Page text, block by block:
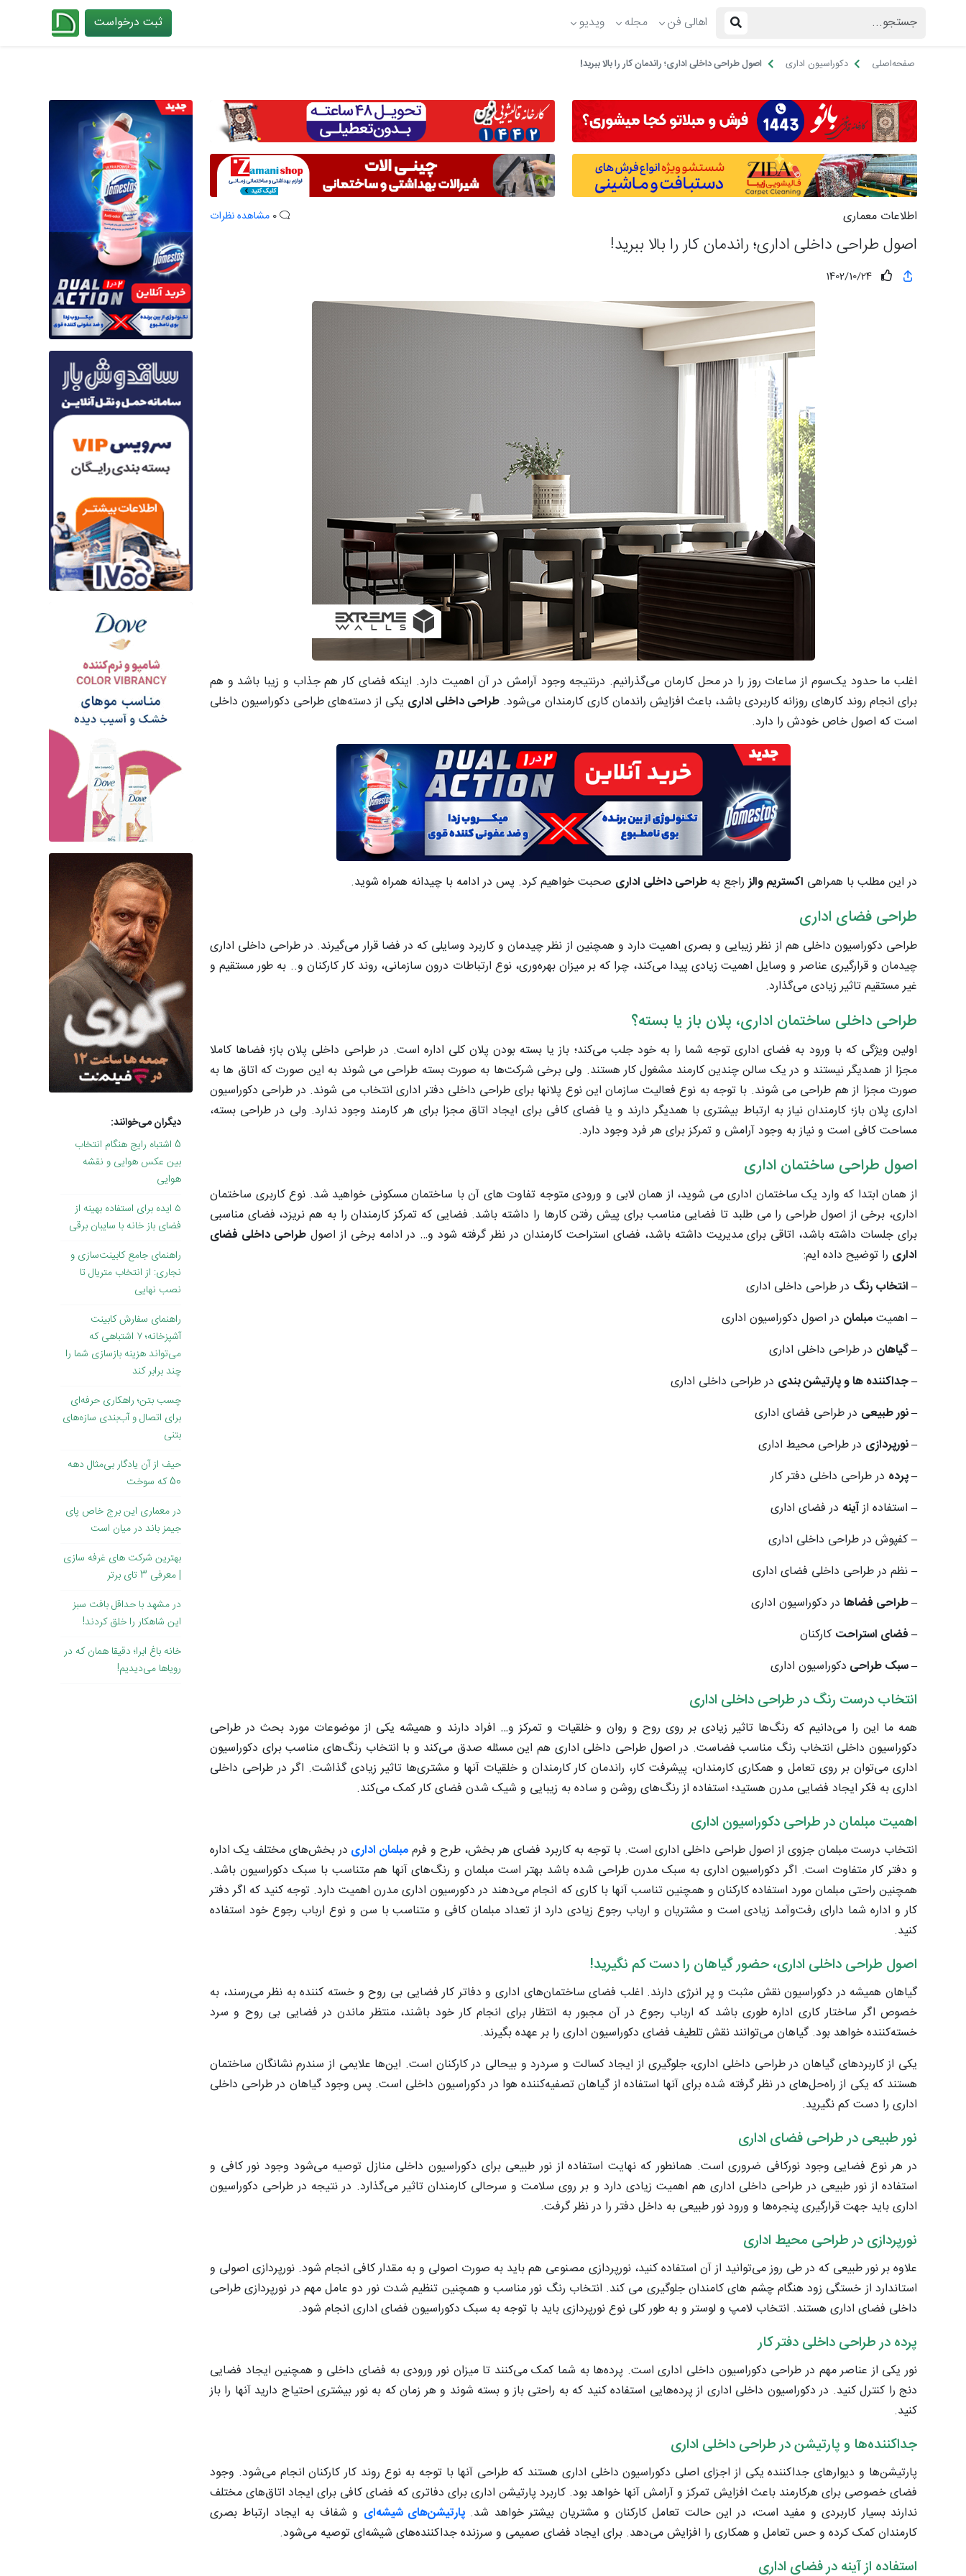
اهالی فن مجله ویدیو ثبت درخواست
صفحه‌اصلی دکوراسیون اداری اصول طراحی داخلی اداری؛ راندمان کار را بالا ببرید!
اطلاعات معماری مشاهده نظرات
اصول طراحی داخلی اداری؛ راندمان کار را بالا ببرید!
1402/10/24
اغلب ما حدود یک‌سوم از ساعات روز را در محل کارمان می­‌گذرانیم. درنتیجه وجود آرامش در آن اهمیت دارد. اینکه فضای کار هم جذاب و زیبا باشد و هم
برای انجام روند کارهای روزانه کاربردی باشد، باعث افزایش راندمان کاری کارمندان می­‌شود. طراحی داخلی اداری یکی از دسته­‌های طراحی دکوراسیون داخلی
است که اصول خاص خودش را دارد.
در این مطلب با همراهی اکستریم والزراجع به طراحی داخلی اداری صحبت خواهیم کرد. پس در ادامه با چیدانه همراه شوید.
طراحی فضای اداری
طراحی دکوراسیون داخلی هم از نظر زیبایی و بصری اهمیت دارد و همچنین از نظر چیدمان و کاربرد وسایلی که در فضا قرار می‌گیرند. در طراحی داخلی اداری
چیدمان و قرارگیری عناصر و وسایل اهمیت زیادی پیدا می‌کند، چرا که بر میزان بهره‌وری، نوع ارتباطات درون سازمانی، روند کار کارکنان و.. به طور مستقیم و
غیر مستقیم تاثیر زیادی می‌گذارد.
طراحی داخلی ساختمان اداری، پلان باز یا بسته؟
اولین ویژگی که با ورود به فضای اداری توجه شما را به خود جلب می­‌کند؛ باز یا بسته بودن پلان کلی اداره است. در طراحی داخلی پلان باز؛ فضاها کاملا
مجزا از همدیگر نیستند و در یک سالن چندین کارمند مشغول کار هستند. ولی برخی شرکت­‌ها به صورت بسته طراحی می­ شوند به این صورت که اتاق­ ها به
صورت مجزا از هم طراحی می­ شوند. با توجه به نوع فعالیت سازمان این نوع پلان­ها برای طراحی داخلی دفتر اداری انتخاب می شوند. در طراحی دکوراسیون
اداری پلان باز؛ کارمندان نیاز به ارتباط بیشتری با همدیگر دارند و یا فضای کافی برای ایجاد اتاق مجزا برای هر کارمند وجود ندارد. ولی در طراحی بسته،
مساحت کافی است و نیاز به وجود آرامش و تمرکز برای هر فرد وجود دارد.
اصول طراحی ساختمان اداری
از همان ابتدا که وارد یک ساختمان اداری می ­شوید، از همان لابی و ورودی متوجه تفاوت­ های آن با ساختمان مسکونی خواهید شد. نوع کاربری ساختمان
اداری، برخی از اصول طراحی را می­ طلبد تا فضایی مناسب برای پیش رفتن کارها را داشته باشد. فضایی که تمرکز کارمندان را به هم نریزد، فضای مناسبی
برای جلسات داشته باشد، اتاقی برای مدیریت داشته باشد، فضای استراحت کارمندان در نظر گرفته شود و… در ادامه برخی از اصولطراحی داخلی فضای
اداری را توضیح داده ­ایم:
– انتخاب رنگ در طراحی داخلی اداری
– اهمیتمبلمان در اصول دکوراسیون اداری
– گیاهان در طراحی داخلی اداری
– جداکننده­ ها و پارتیشن بندی در طراحی داخلی اداری
– نور طبیعی در طراحی فضای اداری
– نورپردازی در طراحی محیط اداری
– پرده در طراحی داخلی دفتر کار
–استفاده ازآینه در فضای اداری
–کفپوش در طراحی داخلی اداری
–نظم در طراحی داخلی فضای اداری
– طراحی فضاها در دکوراسیون اداری
– فضای استراحت کارکنان
– سبک طراحی دکوراسیون اداری
انتخاب درست رنگ در طراحی داخلی اداری
همه ما این را می‌دانیم که رنگ‌ها تاثیر زیادی بر روی روح و روان و خلقیات و تمرکز و… افراد دارند و همیشه یکی از موضوعات مورد بحث در طراحی
دکوراسیون داخلی انتخاب رنگ مناسب فضاست. در اصول طراحی داخلی اداری هم این مسئله صدق می‌کند و با انتخاب رنگ‌های مناسب برای دکوراسیون
اداری می‌توان بر روی تعامل و همکاری کارمندان، پیشرفت کار، راندمان کار کارمندان و خلقیات آنها و مشتری‌ها تاثیر زیادی گذاشت. اگر در طراحی داخلی
اداری به فکر ایجاد فضایی مدرن هستید؛ استفاده از رنگ‌های روشن و ساده به زیبایی و شیک شدن فضای کار کمک می‌کند.
اهمیت مبلمان در طراحی دکوراسیون اداری
انتخاب درست مبلمان جزوی از اصول طراحی داخلی اداری است. با توجه به کاربرد فضای هر بخش، طرح و فرممبلمان اداری در بخش‌های مختلف یک اداره
و دفتر کار متفاوت است. اگر دکوراسیون اداری به سبک مدرن طراحی شده باشد بهتر است مبلمان و رنگ‌های آنها هم متناسب با سبک دکوراسیون باشد.
همچنین راحتی مبلمان مورد استفاده کارکنان و همچنین تناسب آنها با کاری که انجام می‌دهند در دکورسیون اداری مدرن اهمیت دارد. توجه کنید که اگر دفتر
کار و اداره شما دارای رفت‌وآمد زیادی است و مشتریان و ارباب رجوع زیادی دارد از تعداد مبلمان کافی و متناسب با سن و نوع ارباب رجوع خود استفاده
کنید.
اصول طراحی داخلی اداری، حضور گیاهان را دست کم نگیرید!
گیاهان همیشه در دکوراسیون نقش مثبت و پر انرژی دارند. اغلب فضای ساختمان‌های اداری و دفاتر کار فضایی بی روح و خسته کننده به نظر می‌رسند، به
خصوص اگر ساختار کاری اداره طوری باشد که ارباب رجوع در آن مجبور به انتظار برای انجام کار خود باشند، منتظر ماندن در فضایی بی روح و سرد
خسته‌کننده خواهد بود. گیاهان می‌توانند نقش تلطیف فضای دکوراسیون اداری را بر عهده بگیرند.
یکی از کاربردهای گیاهان در طراحی داخلی اداری، جلوگیری از ایجاد کسالت و سردرد و بیحالی در کارکنان است. این‌ها علایمی از سندرم نشانگان ساختمان
هستند که یکی از راه‌حل‌های در نظر گرفته شده برای آنها استفاده از گیاهان تصفیه‌کننده هوا در دکوراسیون داخلی است. پس وجود گیاهان در طراحی داخلی
اداری را دست کم نگیرید.
نور طبیعی در طراحی فضای اداری
در هر نوع فضایی وجود نورکافی ضروری است. همانطور که نهایت استفاده از نور طبیعی برای دکوراسیون داخلی منازل توصیه می‌شود وجود نور کافی و
استفاده از نور طبیعی در طراحی داخلی اداری هم اهمیت زیادی دارد و بر روی سلامت و سرحالی کارمندان تاثیر می‌گذارد. در نتیجه در طراحی دکوراسیون
اداری باید جهت قرارگیری پنجره‌ها و ورود نور طبیعی به داخل دفتر را در نظر گرفت.
نورپردازی در طراحی محیط اداری
علاوه بر نور طبیعی که در طی روز می­‌توانید از آن استفاده کنید، نورپردازی مصنوعی هم باید به صورت اصولی و به مقدار کافی انجام شود. نورپردازی اصولی و
استاندارد از خستگی زود هنگام چشم­ های کامندان جلوگیری می ­کند. انتخاب رنگ نور مناسب و همچنین تنظیم شدت نور دو عامل مهم در نورپردازی طراحی
داخلی فضای اداری هستند. انتخاب لامپ و لوستر و به طور کلی نوع نورپردازی باید با توجه به سبک دکوراسیون فضای اداری انجام شود.
پرده در طراحی داخلی دفتر کار
نور یکی از عناصر مهم در طراحی دکوراسیون داخلی اداری است. پرده‌ها به شما کمک می‌کنند تا میزان نور ورودی به فضای داخلی و همچنین ایجاد فضایی
دنج را کنترل کنید. در دکوراسیون داخلی اداری از پرده‌هایی استفاده کنید که به راحتی باز و بسته شوند و هر زمان که به نور بیشتری احتیاج دارید آنها را باز
کنید.
جداکننده‌ها و پارتیشن در طراحی داخلی اداری
پارتیشن‌ها و دیوارهای جداکننده یکی از اجزای اصلی دکوراسیون داخلی اداری هستند که طراحی آنها با توجه به نوع روند کار کارکنان انجام می‌شود. وجود
فضای خصوصی برای هرکارمند باعث افزایش تمرکز و آرامش آنها خواهد بود. کاربرد پارتیشن اداری برای دفاتری که فضای کافی برای ایجاد اتاق‌های مختلف
ندارند بسیار کاربردی و مفید است، در این حالت تعامل کارکنان و مشتریان بیشتر خواهد شد. پارتیشن‌های شیشه‌ای و شفاف به ایجاد ارتباط بصری
کارمندان کمک کرده و حس تعامل و همکاری را افزایش می‌دهد. برای ایجاد فضای صمیمی و سرزنده جداکننده‌های شیشه‌ای توصیه می‌شود.
استفاده از آینه در فضای اداری
دیگران می‌خوانند:
5 اشتباه رایج هنگام انتخاب
بین عکس هوایی و نقشه
هوایی
۵ ایده برای استفاده بهینه از
فضای باز خانه با سایبان برقی
راهنمای جامع کابینت‌سازی و
نجاری: از انتخاب متریال تا
نصب نهایی
راهنمای سفارش کابینت
آشپزخانه؛ ۷ اشتباهی که
می‌تواند هزینه بازسازی شما را
چند برابر کند
چسب بتن؛ راهکاری حرفه‌ای
برای اتصال و آب‌بندی سازه‌های
بتنی
حیف از آن یادگار بی‌مثال دهه
50 که سوخت
در معماری این برج خاص پای
جیمز باند در میان است
بهترین شرکت های غرفه سازی
| معرفی 3 تای برتر
در مشهد با حداقل بافت سبز
این شاهکار را خلق کردند!
خانه باغ ابرا؛ دقیقا همان که در
رویاها می‌دیدیم!